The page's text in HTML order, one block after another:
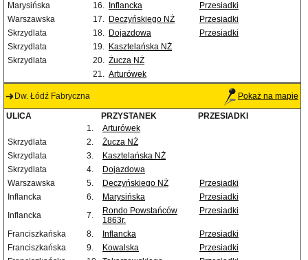
Marysińska
16. Inflancka
Przesiadki
Warszawska
17. Deczyńskiego NŻ
Przesiadki
Skrzydlata
18. Dojazdowa
Przesiadki
Skrzydlata
19. Kasztelańska NŻ
Skrzydlata
20. Żucza NŻ
21. Arturówek
Dw. Łódź Fabryczna Pokaż na mapie
ULICA PRZYSTANEK
PRZESIADKI
1.
Arturówek
Skrzydlata
2.
Żucza NŻ
Skrzydlata
3.
Kasztelańska NŻ
Skrzydlata
4.
Dojazdowa
Warszawska
5. Deczyńskiego NŻ
Przesiadki
Inflancka
6. Marysińska
Przesiadki
Inflancka
7.
Rondo Powstańców
1863r.
Przesiadki
Franciszkańska 8. Inflancka
Przesiadki
Franciszkańska
9. Kowalska
Przesiadki